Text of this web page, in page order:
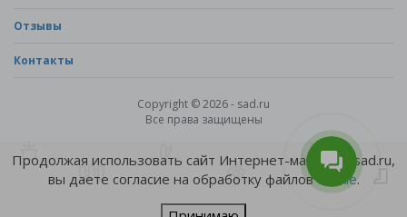
Отзывы
Контакты
Copyright © 2026 - sad.ru
Все права защищены
Продолжая использовать сайт Интернет-магазина sad.ru,
вы даете согласие на обработку файловcookie.